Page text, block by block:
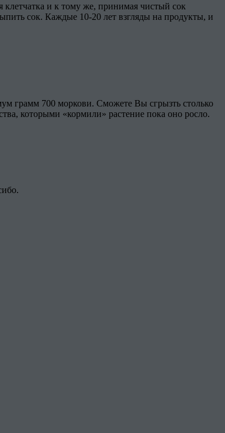
клетчатка и к тому же, принимая чистый сок
сок. Каждые 10-20 лет взгляды на продукты, и
грамм 700 моркови. Сможете Вы сгрызть столько
которыми «кормили» растение пока оно росло.